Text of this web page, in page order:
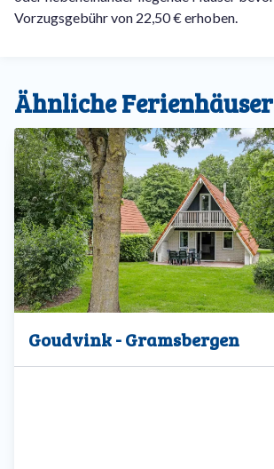
Vorzugsgebühr von 22,50 € erhoben.
Ähnliche Ferienhäuser
Goudvink - Gramsbergen